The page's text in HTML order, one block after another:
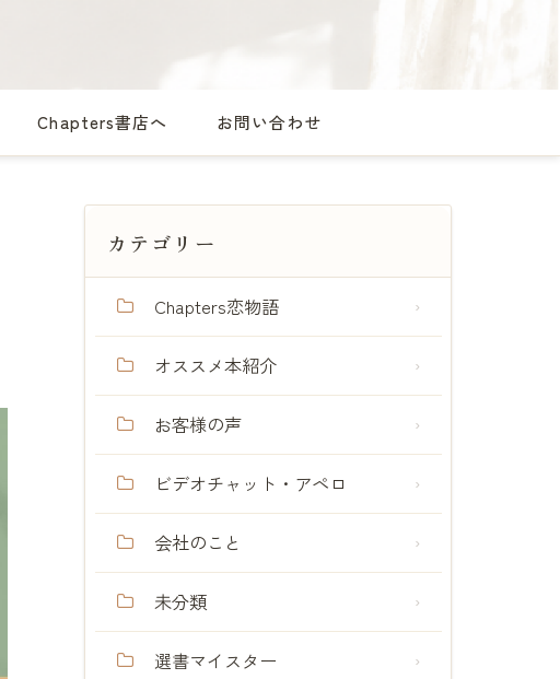
Chapters書店へ お問い合わせ
カテゴリー
Chapters恋物語
オススメ本紹介
お客様の声
ビデオチャット・アペロ
会社のこと
未分類
選書マイスター